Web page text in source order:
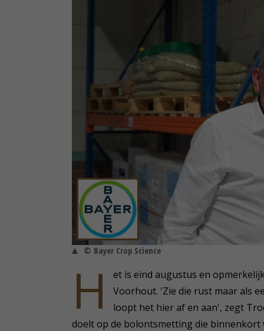
© Bayer Crop Science
H
et is eind augustus en
Voorhout. 'Zie die rust maar als
loopt het hier af en aan', zegt
doelt op de bolontsmetting die binnenkort